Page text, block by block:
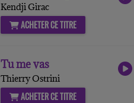
Kendji Girac
ACHETER CE TITRE
Tu me vas
Thierry Ostrini
ACHETER CE TITRE